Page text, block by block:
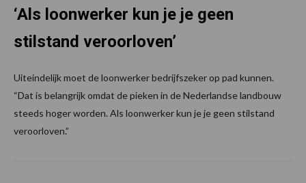
‘Als loonwerker kun je je geen
stilstand veroorloven’
Uiteindelijk moet de loonwerker bedrijfszeker op pad kunnen.
“Dat is belangrijk omdat de pieken in de Nederlandse landbouw
steeds hoger worden. Als loonwerker kun je je geen stilstand
veroorloven.”